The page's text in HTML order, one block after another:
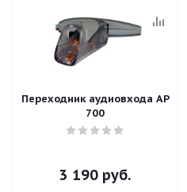
Переходник аудиовхода AP
700
3 190 руб.